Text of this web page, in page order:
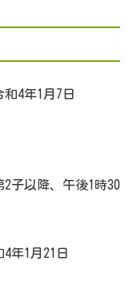
4年1月7日
子以降、午後1時30
年1月21日